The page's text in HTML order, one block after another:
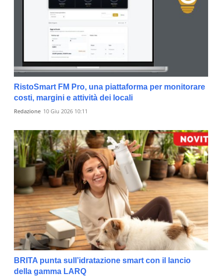
RistoSmart FM Pro, una piattaforma per monitorare
costi, margini e attività dei locali
Redazione 10 Giu 2026 10:11
BRITA punta sull’idratazione smart con il lancio
della gamma LARQ